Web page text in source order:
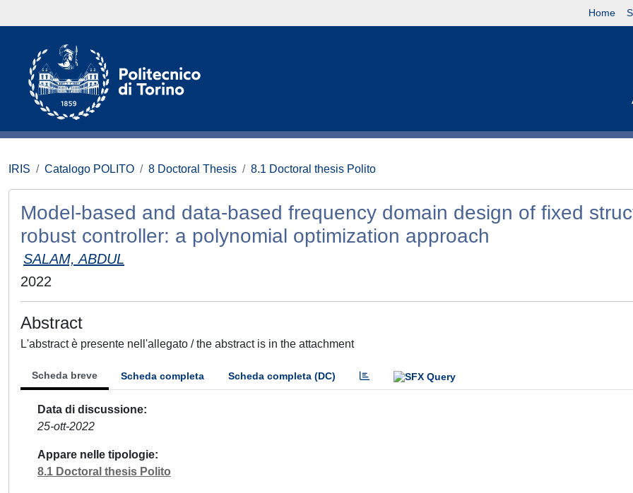
Home
IRIS Catalogo POLITO 8 Doctoral Thesis 8.1 Doctoral thesis Polito
Model-based and data-based frequency domain design of fixed
robust controller: a polynomial optimization approach
SALAM, ABDUL
2022
Abstract
L'abstract è presente nell'allegato / the abstract is in the attachment
Scheda breve Scheda completa Scheda completa (DC)
Data di discussione
25-ott-2022
Appare nelle tipologie
8.1 Doctoral thesis Polito